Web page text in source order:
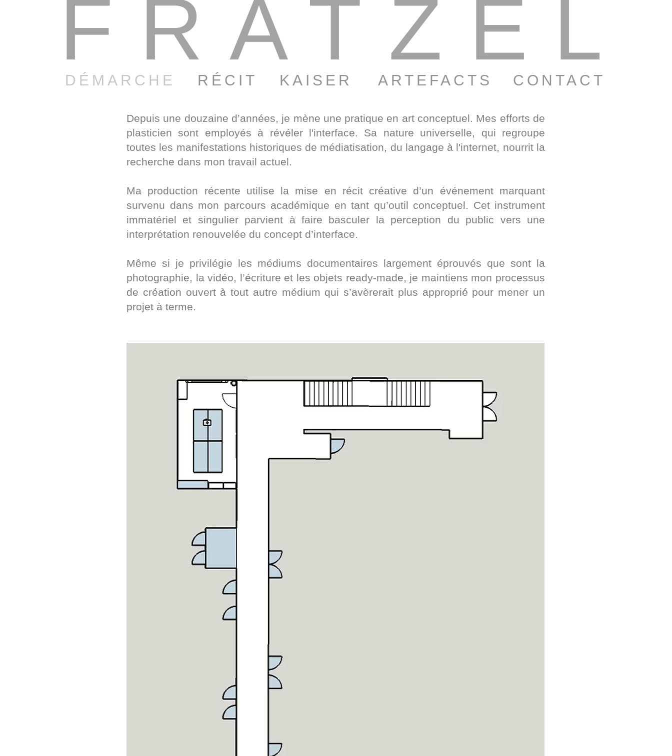
FRATZEL
DÉMARCHE RÉCIT ARTEFACTS CONTACT
KAISER
Depuis une douzaine d’années, je mène une pratique en art conceptuel. Mes efforts de
plasticien sont employés à révéler l'interface. Sa nature universelle, qui regroupe
toutes les manifestations historiques de médiatisation, du langage à l'internet, nourrit la
recherche dans mon travail actuel.
Ma production récente utilise la mise en récit créative d’un événement marquant
survenu dans mon parcours académique en tant qu’outil conceptuel. Cet instrument
immatériel et singulier parvient à faire basculer la perception du public vers une
interprétation renouvelée du concept d’interface.
Même si je privilégie les médiums documentaires largement éprouvés que sont la
photographie, la vidéo, l’écriture et les objets ready-made, je maintiens mon processus
de création ouvert à tout autre médium qui s’avèrerait plus approprié pour mener un
projet à terme.